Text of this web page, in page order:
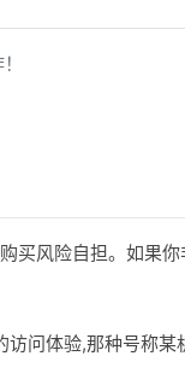
买风险自担。如果
问体验,那种号称